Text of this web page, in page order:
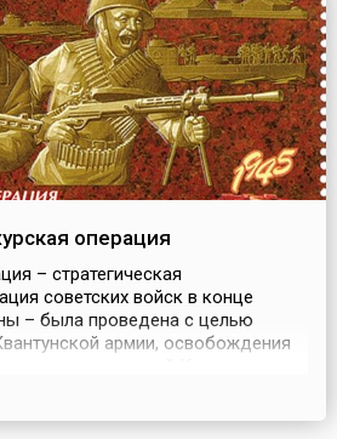
зимней кампании 1944 года ...
операция
– стратегическая
советских войск в конце
– была проведена с целью
армии, освобождения